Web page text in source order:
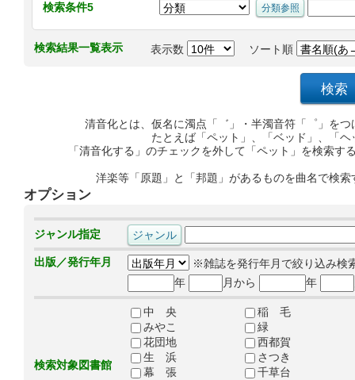
検索条件5
検索結果一覧表示 表示数 ソート順
清音化とは、仮名に濁点「゛」・半濁音符「゜」を
たとえば「ペット」、「ベッド」、「
「清音化する」のチェックを外して「ペット」を検索
洋楽等「原題」と「邦題」があるものを曲名で検
オプション
ジャンル指定
出版／発行年月
※雑誌を発行年月で絞り込み検
年
月から 年
検索対象図書館
中 央
稲 毛
みやこ
緑
花団地
西都賀
生 浜
さつき
幕 張
千草台